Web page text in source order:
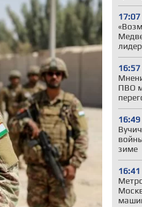
17:07
16:57
ПВО
16:49
зиме
16:41